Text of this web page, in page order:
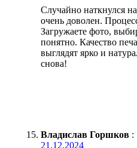
Случайно наткнулся
очень доволен.
Загружаете фото,
понятно. Качество
выглядят ярко и
снова!
Владислав Горшков :
21.12.2024